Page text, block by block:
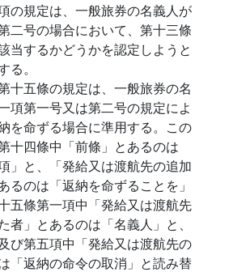
の規定は、一般旅券の名義人が
二号の場合において、第十三條
当するかどうかを認定しようと
。
十五條の規定は、一般旅券の名
項第一号又は第二号の規定によ
を命ずる場合に準用する。この
十四條中「前條」とあるのは
」と、「発給又は渡航先の追加
るのは「返納を命ずることを」
五條第一項中「発給又は渡航先
者」とあるのは「名義人」と、
び第五項中「発給又は渡航先の
「返納の命令の取消」と読み替